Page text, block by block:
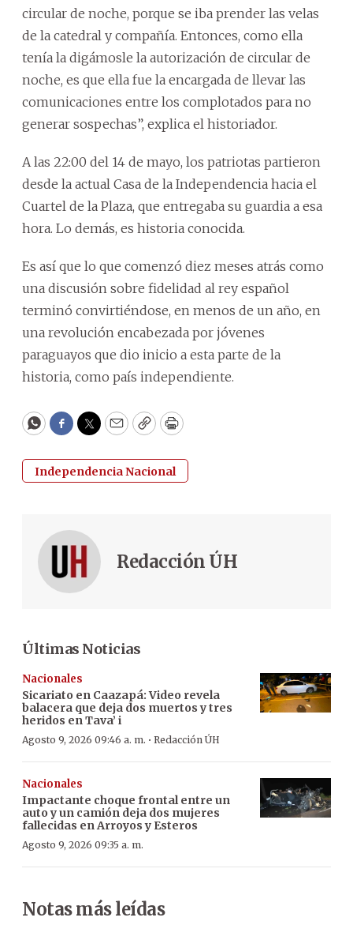
circular de noche, porque se iba prender las velas
de la catedral y compañía. Entonces, como ella
tenía la digámosle la autorización de circular de
noche, es que ella fue la encargada de llevar las
comunicaciones entre los complotados para no
generar sospechas”, explica el historiador.
A las 22:00 del 14 de mayo, los patriotas partieron
desde la actual Casa de la Independencia hacia el
Cuartel de la Plaza, que entregaba su guardia a esa
hora. Lo demás, es historia conocida.
Es así que lo que comenzó diez meses atrás como
una discusión sobre fidelidad al rey español
terminó convirtiéndose, en menos de un año, en
una revolución encabezada por jóvenes
paraguayos que dio inicio a esta parte de la
historia, como país independiente.
WhatsApp
Facebook
Twitter
EmailCopyPrint
Independencia Nacional
Redacción ÚH
Últimas Noticias
Nacionales
Sicariato en Caazapá: Video revela
balacera que deja dos muertos y tres
heridos en Tava’ i
Agosto 9, 2026 09:46 a. m. · Redacción ÚH
Nacionales
Impactante choque frontal entre un
auto y un camión deja dos mujeres
fallecidas en Arroyos y Esteros
Agosto 9, 2026 09:35 a. m.
Notas más leídas